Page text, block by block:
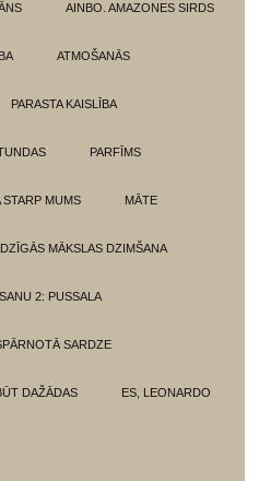
AINBO. AMAZONES SIRDS
ATMOŠANĀS
PARASTA KAISLĪBA
PARFĪMS
STARP MUMS MĀTE
MĀKSLAS DZIMŠANA
2: PUSSALA
SARDZE
DAŽĀDAS ES, LEONARDO